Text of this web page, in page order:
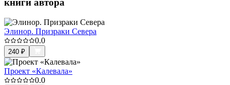
книги автора
Элинор. Призраки Севера
0.0
240 ₽
Проект «Калевала»
0.0